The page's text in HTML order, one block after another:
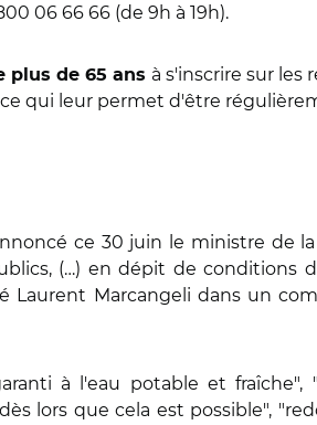
06 66 66 (de 9h à 19h).
plus de 65 ans à s'inscrire sur les
qui leur permet d'être
ce 30 juin le ministre de
(…) en dépit de conditions
Laurent Marcangeli dans un
à l'eau potable et fraîche",
lors que cela est possible",